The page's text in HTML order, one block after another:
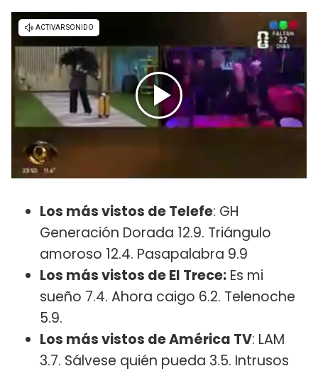
Los más vistos de Telefe: GH
Generación Dorada 12.9. Triángulo
amoroso 12.4. Pasapalabra 9.9
Los más vistos de El Trece: Es mi
sueño 7.4. Ahora caigo 6.2. Telenoche
5.9.
Los más vistos de América TV: LAM
3.7. Sálvese quién pueda 3.5. Intrusos